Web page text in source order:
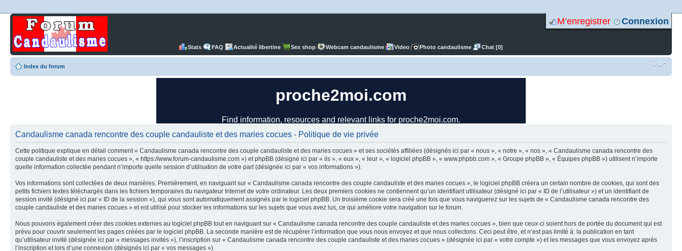
M’enregistrer Connexion
Stats FAQ Actualité libertine Sex shop Webcam candaulisme Video Photo candaulisme Chat [0]
Index du forum
Candaulisme canada rencontre des couple candauliste et des maries cocues - Politique de vie privée
Cette politique explique en détail comment « Candaulisme canada rencontre des couple candauliste et des maries cocues » et ses sociétés affiliées (désignés ici par « nous », « notre », « nos », « Candaulisme canada rencontre des
couple candauliste et des maries cocues », « https://www.forum-candaulisme.com ») et phpBB (désigné ici par « ils », « eux », « leur », « logiciel phpBB », « www.phpbb.com », « Groupe phpBB », « Équipes phpBB ») utilisent n’importe
quelle information collectée pendant n’importe quelle session d’utilisation de votre part (désignée ici par « vos informations »).
Vos informations sont collectées de deux manières. Premièrement, en naviguant sur « Candaulisme canada rencontre des couple candauliste et des maries cocues », le logiciel phpBB créera un certain nombre de cookies, qui sont des
petits fichiers textes téléchargés dans les fichiers temporaires du navigateur Internet de votre ordinateur. Les deux premiers cookies ne contiennent qu’un identifiant utilisateur (désigné ici par « ID de l’utilisateur ») et un identifiant de
session invité (désigné ici par « ID de la session »), qui vous sont automatiquement assignés par le logiciel phpBB. Un troisième cookie sera créé une fois que vous naviguerez sur les sujets de « Candaulisme canada rencontre des
couple candauliste et des maries cocues » et est utilisé pour stocker les informations sur les sujets que vous avez lus, ce qui améliore votre navigation sur le forum.
Nous pouvons également créer des cookies externes au logiciel phpBB tout en naviguant sur « Candaulisme canada rencontre des couple candauliste et des maries cocues », bien que ceux-ci soient hors de portée du document qui est
prévu pour couvrir seulement les pages créées par le logiciel phpBB. La seconde manière est de récupérer l’information que vous nous envoyez et que nous collectons. Ceci peut être, et n’est pas limité à: la publication en tant
qu’utilisateur invité (désignée ici par « messages invités »), l’inscription sur « Candaulisme canada rencontre des couple candauliste et des maries cocues » (désignée ici par « votre compte ») et les messages que vous envoyez après
l’inscription et lors d’une connexion (désignés ici par « vos messages »).